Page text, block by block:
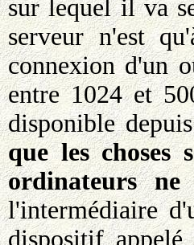
sur lequel il va
serveur n'est
connexion d'un
entre 1024 et
disponible
que les choses
ordinateurs
l'intermédiaire
dispositif appelé